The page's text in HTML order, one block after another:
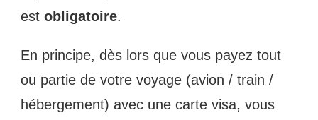
est obligatoire.
En principe, dès lors que vous payez tout
ou partie de votre voyage (avion / train /
hébergement) avec une carte visa, vous